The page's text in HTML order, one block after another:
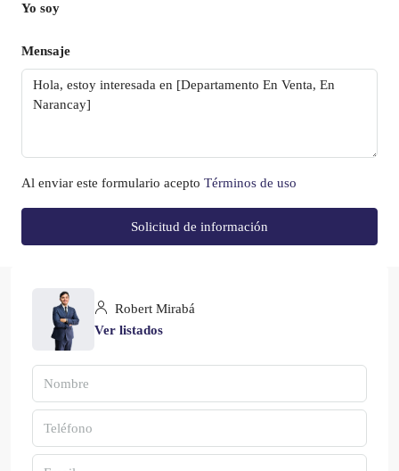
Yo soy
Mensaje
Al enviar este formulario acepto Términos de uso
Solicitud de información
Robert Mirabá
Ver listados